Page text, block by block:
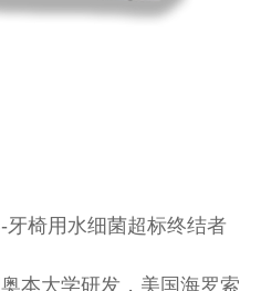
椅用水细菌超标终结者
本大学研发，美国海罗索